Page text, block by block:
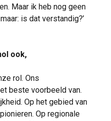
Maar ik heb nog geen
is dat verstandig?’
ook,
rol. Ons
beste voorbeeld van.
Op het gebied van
Op regionale